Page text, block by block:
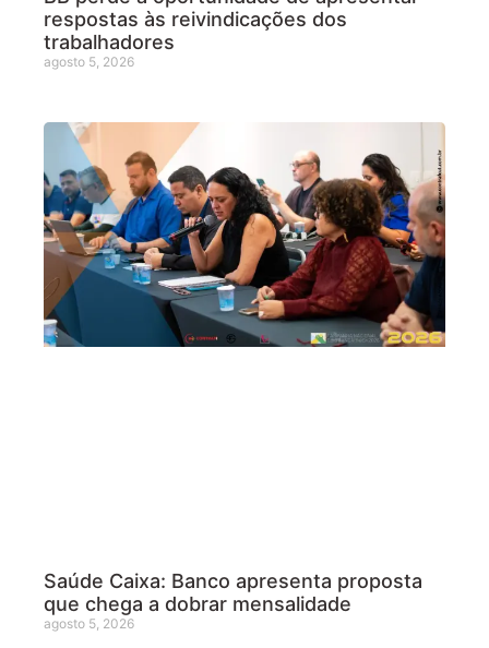
respostas às reivindicações dos
trabalhadores
agosto 5, 2026
Saúde Caixa: Banco apresenta proposta
que chega a dobrar mensalidade
agosto 5, 2026